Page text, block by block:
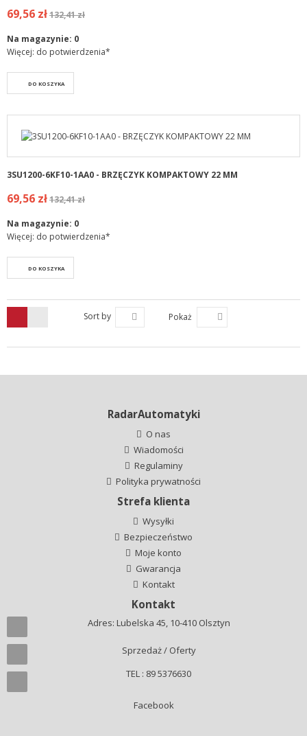
69,56 zł132,41 zł
Na magazynie: 0
Więcej: do potwierdzenia*
DO KOSZYKA
3SU1200-6KF10-1AA0 - BRZĘCZYK KOMPAKTOWY 22 MM
69,56 zł132,41 zł
Na magazynie: 0
Więcej: do potwierdzenia*
DO KOSZYKA
Sort by Pokaż
RadarAutomatyki
O nas
Wiadomości
Regulaminy
Polityka prywatności
Strefa klienta
Wysyłki
Bezpieczeństwo
Moje konto
Gwarancja
Kontakt
Kontakt
Adres: Lubelska 45, 10-410 Olsztyn
Sprzedaż / Oferty
TEL : 89 5376630
Facebook